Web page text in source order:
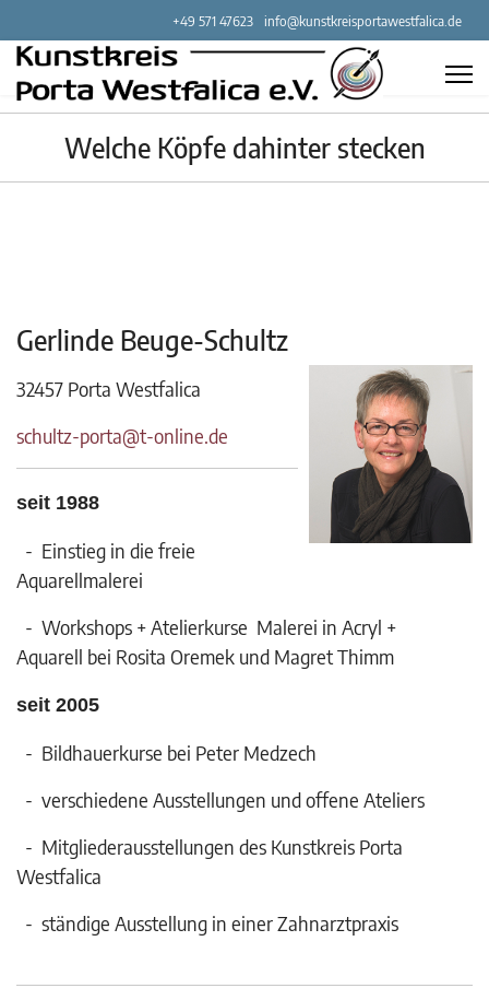
+49 571 47623 info@kunstkreisportawestfalica.de
Welche Köpfe dahinter stecken
Gerlinde Beuge-Schultz
32457 Porta Westfalica
schultz-porta@t-online.de
seit 1988
- Einstieg in die freie
Aquarellmalerei
- Workshops + Atelierkurse Malerei in Acryl +
Aquarell bei Rosita Oremek und Magret Thimm
seit 2005
- Bildhauerkurse bei Peter Medzech
- verschiedene Ausstellungen und offene Ateliers
- Mitgliederausstellungen des Kunstkreis Porta
Westfalica
- ständige Ausstellung in einer Zahnarztpraxis